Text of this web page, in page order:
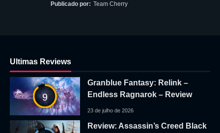
Publicado por: Team Cherry
Ultimas Reviews
9
Granblue Fantasy: Relink –
Endless Ragnarok – Review
23 de julho de 2026
Review: Assassin’s Creed Black